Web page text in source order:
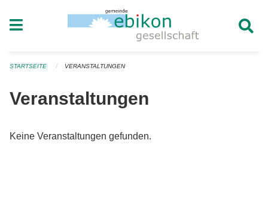
STARTSEITE VERANSTALTUNGEN
Veranstaltungen
Keine Veranstaltungen gefunden.